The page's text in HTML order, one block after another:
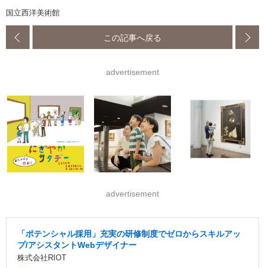
国立西洋美術館
この記事へ戻る
advertisement
advertisement
「ポテンシャル採用」充実の研修制度でゼロからスキルアッ
プ/アシスタントWebデザイナー
株式会社RIOT